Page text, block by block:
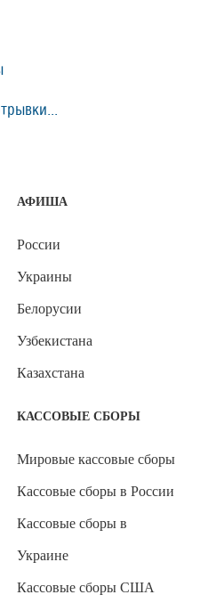
АФИША
России
Украины
Белорусии
Узбекистана
Казахстана
КАССОВЫЕ СБОРЫ
Мировые кассовые сборы
Кассовые сборы в России
Кассовые сборы в
Украине
Кассовые сборы США